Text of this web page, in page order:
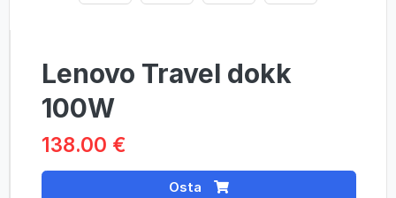
Lenovo Travel dokk
100W
138.00 €
Osta